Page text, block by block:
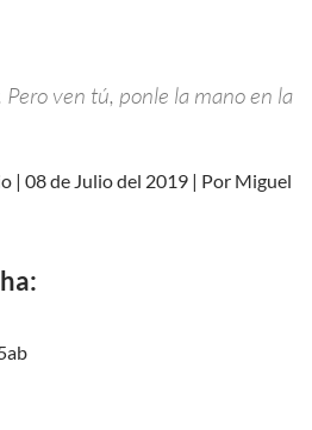
ven tú, ponle la mano en la
| 08 de Julio del 2019 | Por Miguel